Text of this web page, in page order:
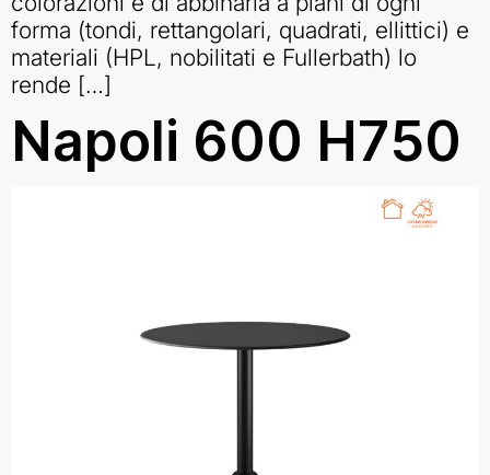
forma (tondi, rettangolari, quadrati, ellittici) e
materiali (HPL, nobilitati e Fullerbath) lo
rende […]
Napoli 600 H750